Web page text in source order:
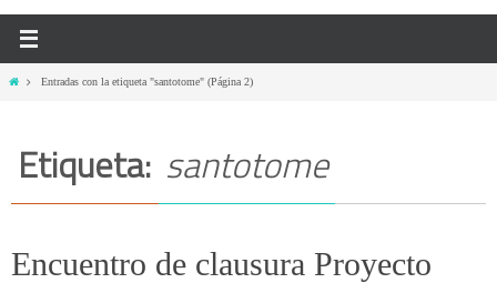
InicioEntradas con la etiqueta "santotome"(Página 2)
Etiqueta: santotome
Encuentro de clausura Proyecto